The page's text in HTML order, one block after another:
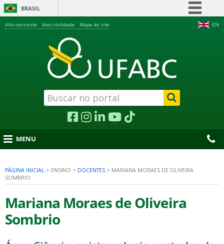
BRASIL
Acesso à informação
Legislação
Canais
EN
Alto contraste Acessibilidade Mapa do site
MENU
PÁGINA INICIAL > ENSINO > DOCENTES > MARIANA MORAES DE OLIVEIRA
SOMBRIO
Mariana Moraes de Oliveira
Sombrio